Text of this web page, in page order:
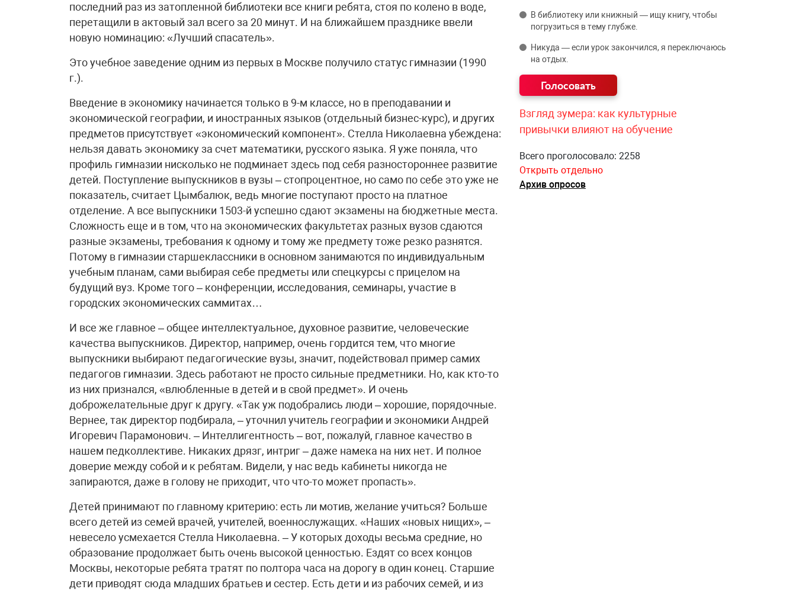
последний раз из затопленной библиотеки все книги ребята, стоя по колено в воде,
перетащили в актовый зал всего за 20 минут. И на ближайшем празднике ввели
новую номинацию: «Лучший спасатель».
Это учебное заведение одним из первых в Москве получило статус гимназии (1990
г.).
Введение в экономику начинается только в 9-м классе, но в преподавании и
экономической географии, и иностранных языков (отдельный бизнес-курс), и других
предметов присутствует «экономический компонент». Стелла Николаевна убеждена:
нельзя давать экономику за счет математики, русского языка. Я уже поняла, что
профиль гимназии нисколько не подминает здесь под себя разностороннее развитие
детей. Поступление выпускников в вузы – стопроцентное, но само по себе это уже не
показатель, считает Цымбалюк, ведь многие поступают просто на платное
отделение. А все выпускники 1503-й успешно сдают экзамены на бюджетные места.
Сложность еще и в том, что на экономических факультетах разных вузов сдаются
разные экзамены, требования к одному и тому же предмету тоже резко разнятся.
Потому в гимназии старшеклассники в основном занимаются по индивидуальным
учебным планам, сами выбирая себе предметы или спецкурсы с прицелом на
будущий вуз. Кроме того – конференции, исследования, семинары, участие в
городских экономических саммитах…
И все же главное – общее интеллектуальное, духовное развитие, человеческие
качества выпускников. Директор, например, очень гордится тем, что многие
выпускники выбирают педагогические вузы, значит, подействовал пример самих
педагогов гимназии. Здесь работают не просто сильные предметники. Но, как кто-то
из них признался, «влюбленные в детей и в свой предмет». И очень
доброжелательные друг к другу. «Так уж подобрались люди – хорошие, порядочные.
Вернее, так директор подбирала, – уточнил учитель географии и экономики Андрей
Игоревич Парамонович. – Интеллигентность – вот, пожалуй, главное качество в
нашем педколлективе. Никаких дрязг, интриг – даже намека на них нет. И полное
доверие между собой и к ребятам. Видели, у нас ведь кабинеты никогда не
запираются, даже в голову не приходит, что что-то может пропасть».
Детей принимают по главному критерию: есть ли мотив, желание учиться? Больше
всего детей из семей врачей, учителей, военнослужащих. «Наших «новых нищих», –
невесело усмехается Стелла Николаевна. – У которых доходы весьма средние, но
образование продолжает быть очень высокой ценностью. Ездят со всех концов
Москвы, некоторые ребята тратят по полтора часа на дорогу в один конец. Старшие
дети приводят сюда младших братьев и сестер. Есть дети и из рабочих семей, и из
В библиотеку или книжный — ищу книгу, чтобы
погрузиться в тему глубже.
Никуда — если урок закончился, я переключаюсь
на отдых.
Взгляд зумера: как культурные
привычки влияют на обучение
Всего проголосовало: 2258
Открыть отдельно
Архив опросов